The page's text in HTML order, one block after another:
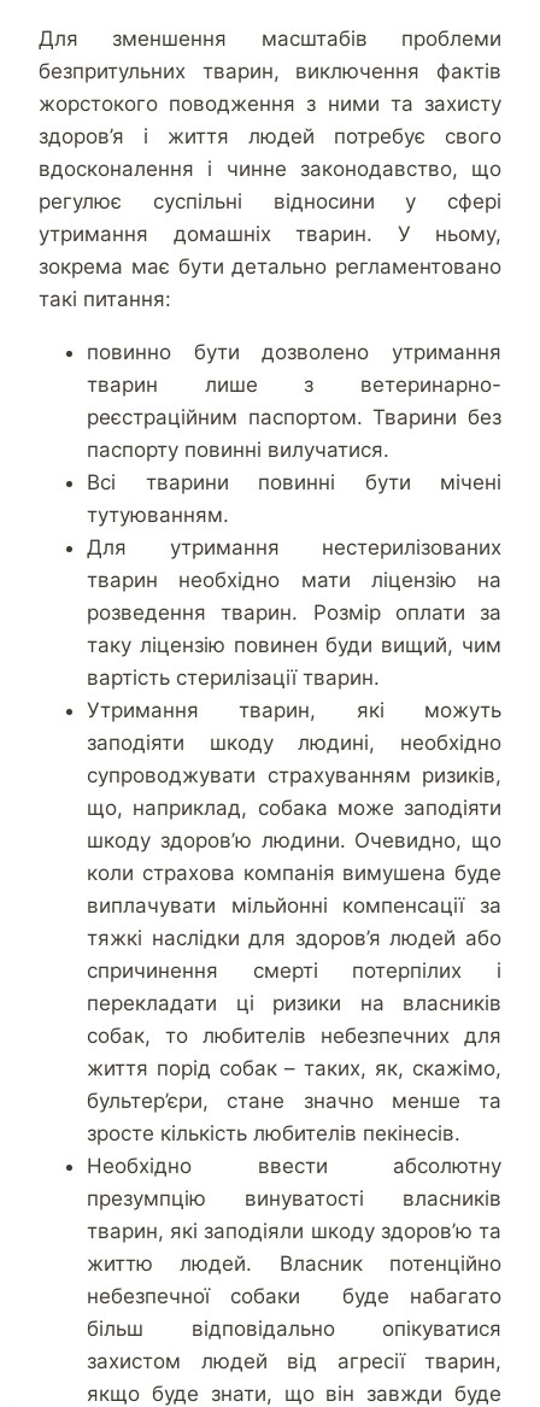
Для зменшення масштабів проблеми
безпритульних тварин, виключення фактів
жорстокого поводження з ними та захисту
здоров’я і життя людей потребує свого
вдосконалення і чинне законодавство, що
регулює суспільні відносини у сфері
утримання домашніх тварин. У ньому,
зокрема має бути детально регламентовано
такі питання:
повинно бути дозволено утримання
тварин лише з ветеринарно-
реєстраційним паспортом. Тварини без
паспорту повинні вилучатися.
Всі тварини повинні бути мічені
тутуюванням.
Для утримання нестерилізованих
тварин необхідно мати ліцензію на
розведення тварин. Розмір оплати за
таку ліцензію повинен буди вищий, чим
вартість стерилізації тварин.
Утримання тварин, які можуть
заподіяти шкоду людині, необхідно
супроводжувати страхуванням ризиків,
що, наприклад, собака може заподіяти
шкоду здоров’ю людини. Очевидно, що
коли страхова компанія вимушена буде
виплачувати мільйонні компенсації за
тяжкі наслідки для здоров’я людей або
спричинення смерті потерпілих і
перекладати ці ризики на власників
собак, то любителів небезпечних для
життя порід собак – таких, як, скажімо,
бультер’єри, стане значно менше та
зросте кількість любителів пекінесів.
Необхідно ввести абсолютну
презумпцію винуватості власників
тварин, які заподіяли шкоду здоров’ю та
життю людей. Власник потенційно
небезпечної собаки буде набагато
більш відповідально опікуватися
захистом людей від агресії тварин,
якщо буде знати, що він завжди буде